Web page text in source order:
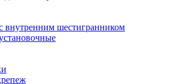
внутренним шестигранником